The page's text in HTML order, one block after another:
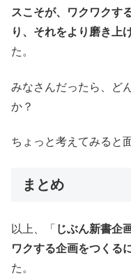
スこそが、ワクワクす
り、それをより磨き上
た。
みなさんだったら、ど
か？
ちょっと考えてみると
まとめ
以上、「 じぶん新書企
ワクする企画をつくる
た。